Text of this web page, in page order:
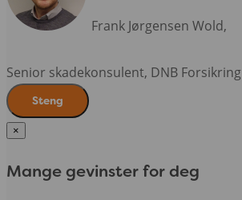
Frank Jørgensen Wold,
Senior skadekonsulent, DNB Forsikring
Steng
×
Mange gevinster for deg